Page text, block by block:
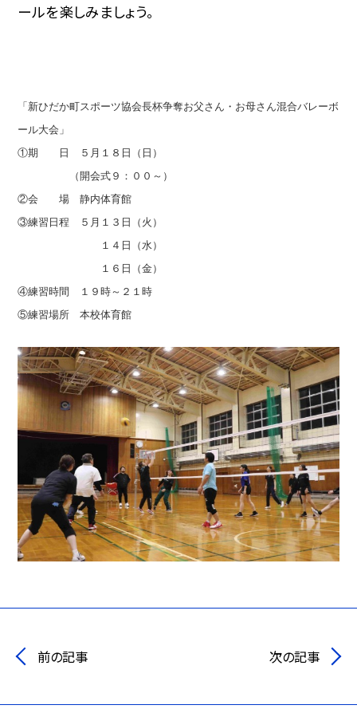
ールを楽しみましょう。
「新ひだか町スポーツ協会長杯争奪お父さん・お母さん混合バレーボ
ール大会」
①期 日 ５月１８日（日）
（開会式９：００～）
②会 場 静内体育館
③練習日程 ５月１３日（火）
１４日（水）
１６日（金）
④練習時間 １９時～２１時
⑤練習場所 本校体育館
前の記事 次の記事